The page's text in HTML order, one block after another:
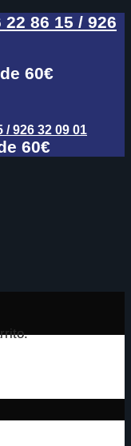
22 86 15 / 926
60€
/ 926 32 09 01
60€